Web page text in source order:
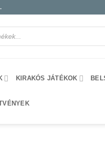
KIRAKÓS JÁTÉKOK